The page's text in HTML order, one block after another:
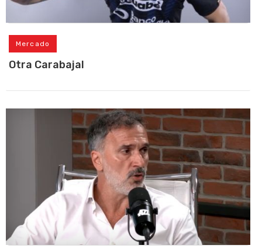
Mercado
Otra Carabajal